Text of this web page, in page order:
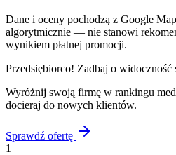
Dane i oceny pochodzą z Google
algorytmicznie — nie stanowi
wynikiem płatnej promocji.
Przedsiębiorco! Zadbaj o
Wyróżnij swoją firmę w rankingu
docieraj do nowych klientów.
Sprawdź ofertę
1